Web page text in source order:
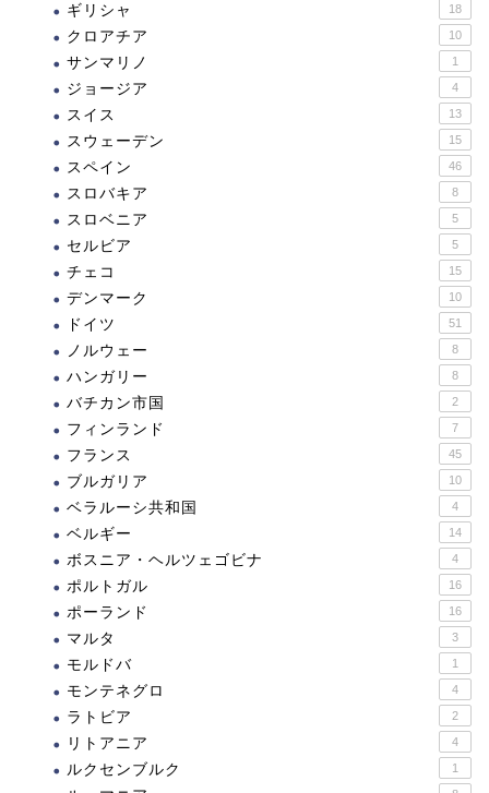
ギリシャ 18
クロアチア 10
サンマリノ 1
ジョージア 4
スイス 13
スウェーデン 15
スペイン 46
スロバキア 8
スロベニア 5
セルビア 5
チェコ 15
デンマーク 10
ドイツ 51
ノルウェー 8
ハンガリー 8
バチカン市国 2
フィンランド 7
フランス 45
ブルガリア 10
ベラルーシ共和国 4
ベルギー 14
ボスニア・ヘルツェゴビナ 4
ポルトガル 16
ポーランド 16
マルタ 3
モルドバ 1
モンテネグロ 4
ラトビア 2
リトアニア 4
ルクセンブルク 1